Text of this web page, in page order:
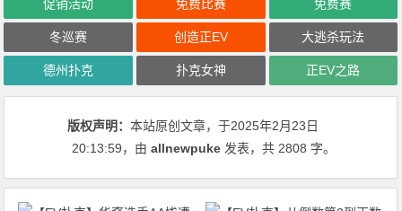
促销活动 免费比赛 免费赛
冬巡赛 创造正EV 大逃杀玩法
德州扑克 扑克女神 正EV之路
版权声明：本站原创文章，于2025年2月23日
20:13:59，由allnewpuke 发表，共 2808 字。